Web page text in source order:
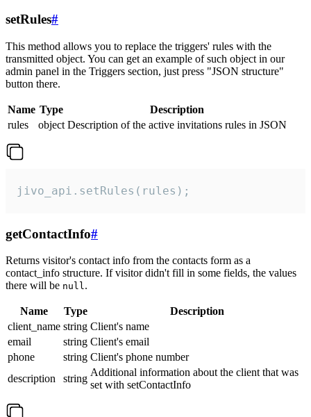
setRules#
This method allows you to replace the triggers' rules with the
transmitted object. You can get an example of such object in our
admin panel in the Triggers section, just press "JSON structure"
button there.
Name Type
Description
rules
object Description of the active invitations rules in JSON
jivo_api.setRules(rules);
getContactInfo#
Returns visitor's contact info from the contacts form as a
contact_info structure. If visitor didn't fill in some fields, the values
there will be null.
Name Type
Description
client_name string Client's name
email
string Client's email
phone
string Client's phone number
description
string
Additional information about the client that was
set with setContactInfo